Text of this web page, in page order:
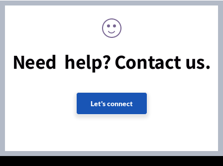
Need help? Contact us.
Let's connect